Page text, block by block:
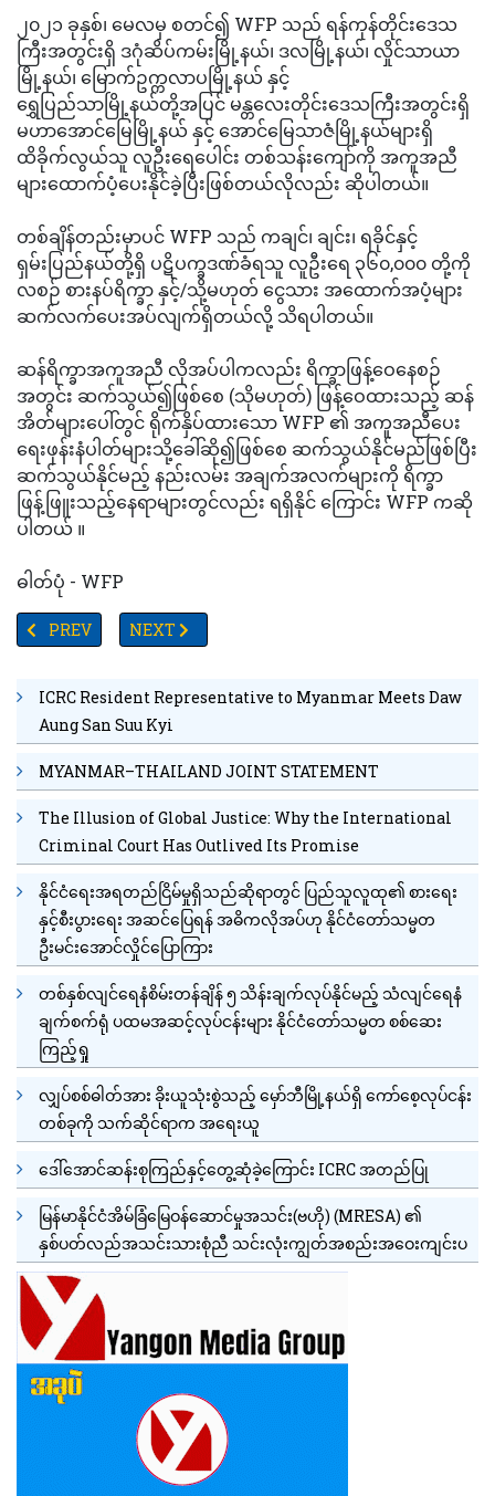
၂၀၂၁ ခုနှစ်၊ မေလမှ စတင်၍ WFP သည် ရန်ကုန်တိုင်းဒေသ
ကြီးအတွင်းရှိ ဒဂုံဆိပ်ကမ်းမြို့နယ်၊ ဒလမြို့နယ်၊ လှိုင်သာယာ
မြို့နယ်၊ မြောက်ဥက္ကလာပမြို့နယ် နှင့်
ရွှေပြည်သာမြို့နယ်တို့အပြင် မန္တလေးတိုင်းဒေသကြီးအတွင်းရှိ
မဟာအောင်မြေမြို့နယ် နှင့် အောင်မြေသာဇံမြို့နယ်များရှိ
ထိခိုက်လွယ်သူ လူဦးရေပေါင်း တစ်သန်းကျော်ကို အကူအညီ
များထောက်ပံ့ပေးနိုင်ခဲ့ပြီးဖြစ်တယ်လိုလည်း ဆိုပါတယ်။
တစ်ချိန်တည်းမှာပင် WFP သည် ကချင်၊ ချင်း၊ ရခိုင်နှင့်
ရှမ်းပြည်နယ်တို့ရှိ ပဋိပက္ခဒဏ်ခံရသူ လူဦးရေ ၃၆၀,၀၀၀ တို့ကို
လစဉ် စားနပ်ရိက္ခာ နှင့်/သို့မဟုတ် ငွေသား အထောက်အပံ့များ
ဆက်လက်ပေးအပ်လျက်ရှိတယ်လို့ သိရပါတယ်။
ဆန်ရိက္ခာအကူအညီ လိုအပ်ပါကလည်း ရိက္ခာဖြန့်ဝေနေစဉ်
အတွင်း ဆက်သွယ်၍ဖြစ်စေ (သိုမဟုတ်) ဖြန့်ဝေထားသည့် ဆန်
အိတ်များပေါ်တွင် ရိုက်နှိပ်ထားသော WFP ၏ အကူအညီပေး
ရေးဖုန်းနံပါတ်များသို့ခေါ်ဆို၍ဖြစ်စေ ဆက်သွယ်နိုင်မည်ဖြစ်ပြီး
ဆက်သွယ်နိုင်မည့် နည်းလမ်း အချက်အလက်များကို ရိက္ခာ
ဖြန့်ဖြူးသည့်နေရာများတွင်လည်း ရရှိနိုင် ကြောင်း WFP ကဆို
ပါတယ် ။
ဓါတ်ပုံ - WFP
PREVIOUS ARTICLE: ထိုင်းနိုင်ငံ နယ်စပ်ကင်းလှည့်စောင့်ကြည့်ရေး
PREV NEXT ARTICLE: #TV YANGON TIMES ရဲ့န
NEXT
ICRC Resident Representative to Myanmar Meets Daw
Aung San Suu Kyi
MYANMAR–THAILAND JOINT STATEMENT
The Illusion of Global Justice: Why the International
Criminal Court Has Outlived Its Promise
နိုင်ငံရေးအရတည်ငြိမ်မှုရှိသည်ဆိုရာတွင် ပြည်သူလူထု၏ စားရေး
နှင့်စီးပွားရေး အဆင်ပြေရန် အဓိကလိုအပ်ဟု နိုင်ငံတော်သမ္မတ
ဦးမင်းအောင်လှိုင်ပြောကြား
တစ်နှစ်လျင်ရေနံစိမ်းတန်ချိန် ၅ သိန်းချက်လုပ်နိုင်မည့် သံလျင်ရေနံ
ချက်စက်ရုံ ပထမအဆင့်လုပ်ငန်းများ နိုင်ငံတော်သမ္မတ စစ်ဆေး
ကြည့်ရှု
လျှပ်စစ်ဓါတ်အား ခိုးယူသုံးစွဲသည့် မှော်ဘီမြို့နယ်ရှိ ကော်စေ့လုပ်ငန်း
တစ်ခုကို သက်ဆိုင်ရာက အရေးယူ
ဒေါ်အောင်ဆန်းစုကြည်နှင့်တွေ့ဆုံခဲ့ကြောင်း ICRC အတည်ပြု
မြန်မာနိုင်ငံအိမ်ခြံမြေဝန်ဆောင်မှုအသင်း(ဗဟို) (MRESA) ၏
နှစ်ပတ်လည်အသင်းသားစုံညီ သင်းလုံးကျွတ်အစည်းအဝေးကျင်းပ